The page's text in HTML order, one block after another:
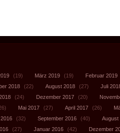
(19) März 2019 (19) Februar 2019
2018 (22) August 2018 (27)
Juli
(24) Dezember 2017 (20)
Mai 2017 (27) April 2017 (26)
(32) September 2016 (40)
August
(27) Januar 2016 (42)
Dezember